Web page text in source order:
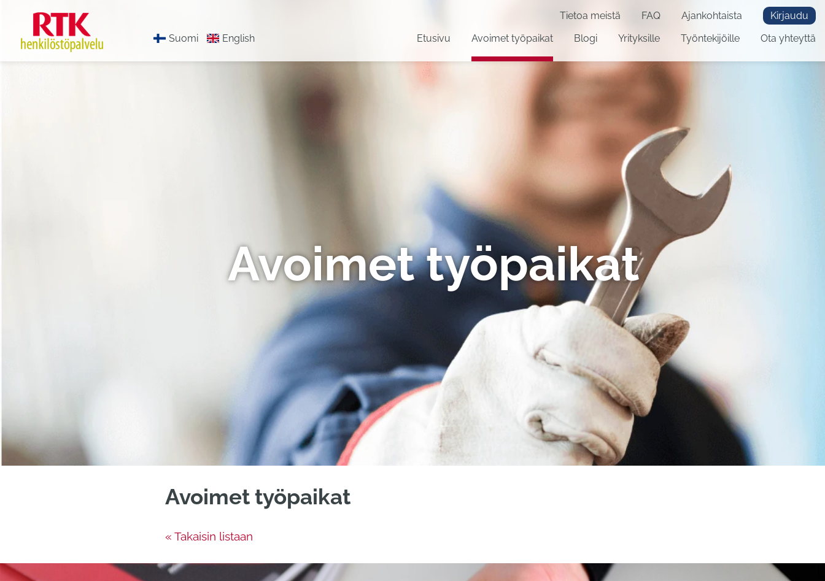
Suomi English Etusivu Avoimet työpaikat Blogi Yrityksille Työntekijöille Ota yhteyttä
Tietoa meistä FAQ Ajankohtaista Kirjaudu
Avoimet työpaikat
Avoimet työpaikat
« Takaisin listaan